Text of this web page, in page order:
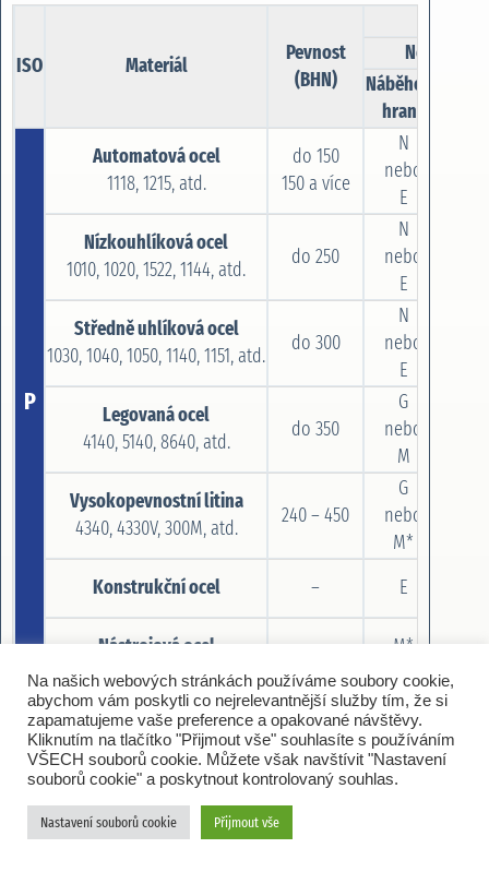
ISO Materiál
Pevnost
(BHN)
Náběhová
hrana
P
Automatová ocel
1118, 1215, atd.
do 150
150 a více
N
nebo
E
Nízkouhlíková ocel
1010, 1020, 1522, 1144, atd.
do 250
N
nebo
E
Středně uhlíková ocel
1030, 1040, 1050, 1140, 1151, atd.
do 300
N
nebo
E
Legovaná ocel
4140, 5140, 8640, atd.
do 350
G
nebo
M
Vysokopevnostní litina
4340, 4330V, 300M, atd.
240 – 450
G
nebo
M*
Konstrukční ocel – E
Nástrojová ocel M*
S
Žáruvzdorné slitiny – G*
Titanové slitiny – T
Austenitická nerezová ocel
304, 316, atd.
Na našich webových stránkách používáme soubory cookie,
abychom vám poskytli co nejrelevantnější služby tím, že si
zapamatujeme vaše preference a opakované návštěvy.
Kliknutím na tlačítko "Přijmout vše" souhlasíte s používáním
VŠECH souborů cookie. Můžete však navštívit "Nastavení
souborů cookie" a poskytnout kontrolovaný souhlas.
Nastavení souborů cookie Přijmout vše